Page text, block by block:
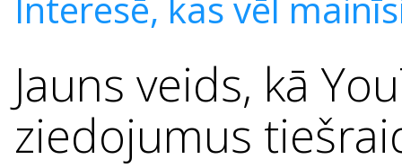
Jauns veids, kā
ziedojumus